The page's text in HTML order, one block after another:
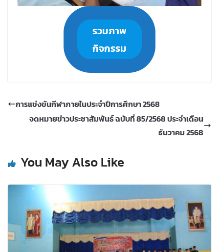
รวมภาพ
กิจกรรม
การแข่งขันกีฬาภายในประจำปีการศึกษา 2568
จดหมายข่าวประชาสัมพันธ์ ฉบับที่ 85/2568 ประจำเดือน
ธันวาคม 2568
You May Also Like